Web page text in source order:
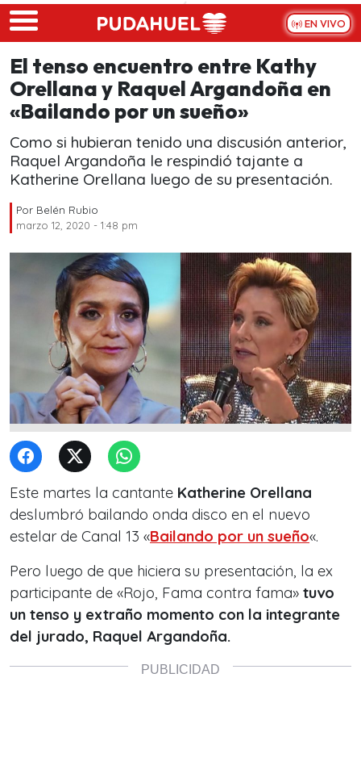
Skip to main content
EN VIVO
El tenso encuentro entre Kathy
Orellana y Raquel Argandoña en
«Bailando por un sueño»
Como si hubieran tenido una discusión anterior,
Raquel Argandoña le respindió tajante a
Katherine Orellana luego de su presentación.
Por Belén Rubio
marzo 12, 2020 - 1:48 pm
Este martes la cantante Katherine Orellana
deslumbró bailando onda disco en el nuevo
estelar de Canal 13 «Bailando por un sueño«.
Pero luego de que hiciera su presentación, la ex
participante de «Rojo, Fama contra fama» tuvo
un tenso y extraño momento con la integrante
del jurado, Raquel Argandoña.